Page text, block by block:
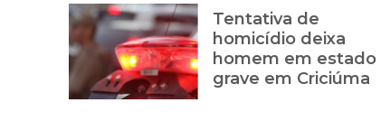
Tentativa de
homicídio deixa
homem em estado
grave em Criciúma